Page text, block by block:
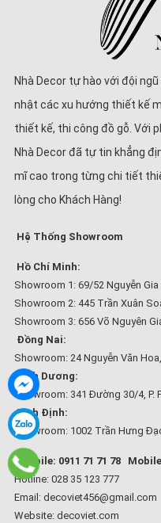
Nhà Decor tự hào với đội
nhật các xu hướng thiết kế
thiết kế, thi công đồ gỗ. Với
Nhà Decor đã tự tin khẳng
mĩ cao trong từng chi tiết
lòng cho Khách Hàng!
Hệ Thống Showroom
Hồ Chí Minh:
Showroom 1: 69/52 Nguyễn Gia
Showroom 2: 445 Trần Xuân
Showroom 3: 656 Võ Nguyên
Đồng Nai:
Showroom: 24 Nguyễn Văn
Bình Dương:
Showroom: 341 Đường 30/4, P.
Bình Định:
Showroom: 1002 Trần Hưng
Mobile: 0911 71 71 78
Hotline: 028 35 123 777
Email: decoviet456@gmail.com
Website: decoviet.com